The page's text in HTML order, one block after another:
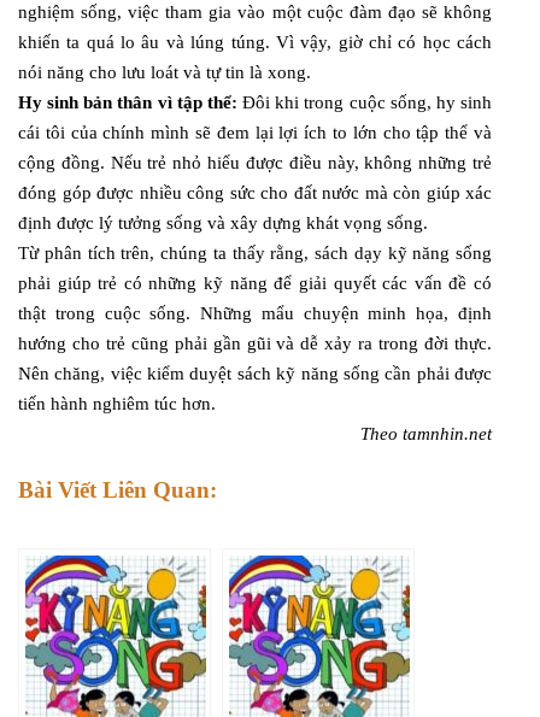
nghiệm sống, việc tham gia vào một cuộc đàm đạo sẽ không
khiến ta quá lo âu và lúng túng. Vì vậy, giờ chỉ có học cách
nói năng cho lưu loát và tự tin là xong.
Hy sinh bản thân vì tập thể: Đôi khi trong cuộc sống, hy sinh
cái tôi của chính mình sẽ đem lại lợi ích to lớn cho tập thể và
cộng đồng. Nếu trẻ nhỏ hiểu được điều này, không những trẻ
đóng góp được nhiều công sức cho đất nước mà còn giúp xác
định được lý tưởng sống và xây dựng khát vọng sống.
Từ phân tích trên, chúng ta thấy rằng, sách dạy kỹ năng sống
phải giúp trẻ có những kỹ năng để giải quyết các vấn đề có
thật trong cuộc sống. Những mẩu chuyện minh họa, định
hướng cho trẻ cũng phải gần gũi và dễ xảy ra trong đời thực.
Nên chăng, việc kiểm duyệt sách kỹ năng sống cần phải được
tiến hành nghiêm túc hơn.
Theo tamnhin.net
Bài Viết Liên Quan: